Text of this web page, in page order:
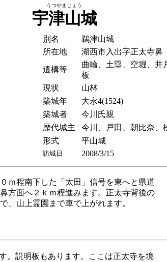
宇津山城
。説明板もあります。ここは正太寺を境
別名
鵜津山城
所在地
湖西市入出字正太寺鼻
遺構等
曲輪、土塁、空堀、井
板
現状
山林
築城年
大永4(1524)
築城者
今川氏親
歴代城主
今川、戸田、朝比奈、
形式
平山城
訪城日 2008/3/15
うつやまじょう
ｍ程南下した「太田」信号を東へと県道
方面へ２ｋｍ程進みます。正太寺背後の
、山上霊園まで車で上がれます。